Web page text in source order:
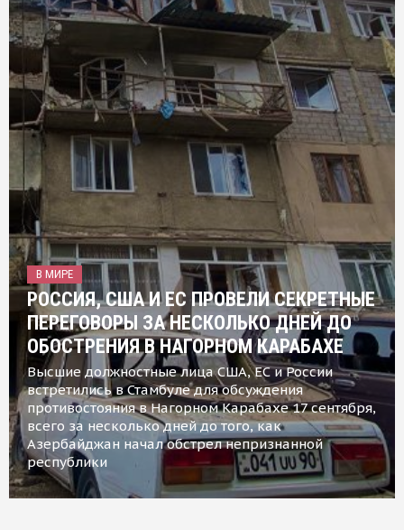
В МИРЕ
РОССИЯ, США И ЕС ПРОВЕЛИ СЕКРЕТНЫЕ
ПЕРЕГОВОРЫ ЗА НЕСКОЛЬКО ДНЕЙ ДО
ОБОСТРЕНИЯ В НАГОРНОМ КАРАБАХЕ
Высшие должностные лица США, ЕС и России
встретились в Стамбуле для обсуждения
противостояния в Нагорном Карабахе 17 сентября,
всего за несколько дней до того, как
Азербайджан начал обстрел непризнанной
республики